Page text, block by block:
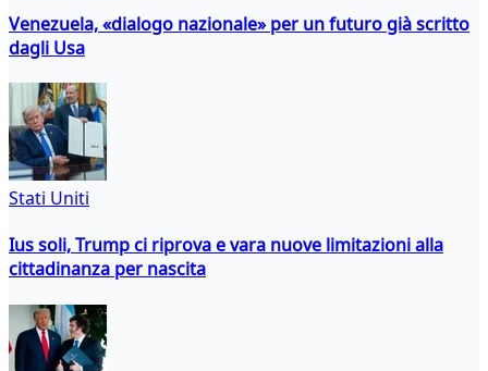
Venezuela, «dialogo nazionale» per un futuro già scritto
dagli Usa
Stati Uniti
Ius soli, Trump ci riprova e vara nuove limitazioni alla
cittadinanza per nascita